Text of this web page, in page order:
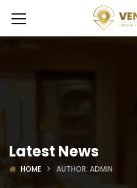
Latest News
HOME AUTHOR: ADMIN